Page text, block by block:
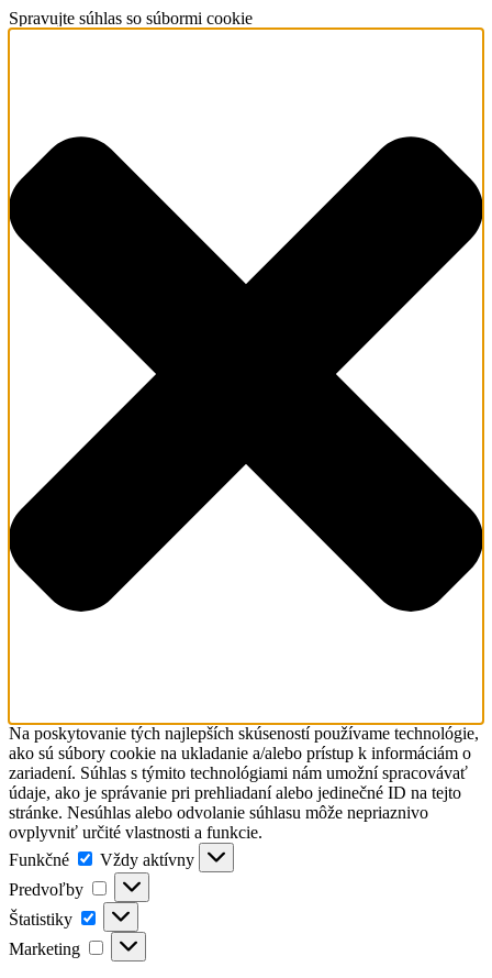
Spravujte súhlas so súbormi cookie
Na poskytovanie tých najlepších skúseností používame technológie,
ako sú súbory cookie na ukladanie a/alebo prístup k informáciám o
zariadení. Súhlas s týmito technológiami nám umožní spracovávať
údaje, ako je správanie pri prehliadaní alebo jedinečné ID na tejto
stránke. Nesúhlas alebo odvolanie súhlasu môže nepriaznivo
ovplyvniť určité vlastnosti a funkcie.
Funkčné
Funkčné
Vždy aktívny
Predvoľby
Predvoľby
Štatistiky Štatistiky
Marketing Marketing